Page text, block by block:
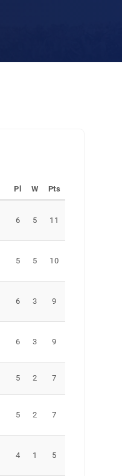
Pl W Pts
6 5 11
5 5 10
6 3 9
6 3 9
5 2 7
5 2 7
4 1 5